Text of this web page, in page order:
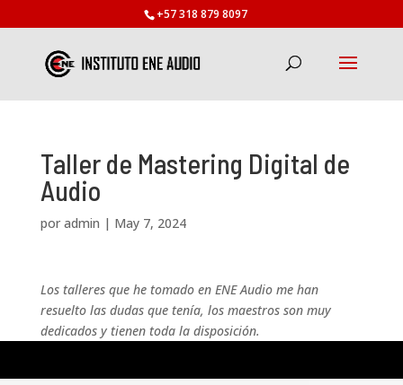
+57 318 879 8097
Taller de Mastering Digital de
Audio
por admin | May 7, 2024
Los talleres que he tomado en ENE Audio me han
resuelto las dudas que tenía, los maestros son muy
dedicados y tienen toda la disposición.